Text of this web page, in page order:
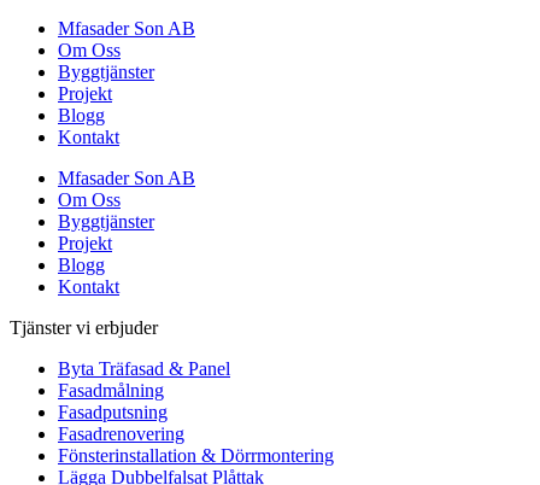
Mfasader Son AB
Om Oss
Byggtjänster
Projekt
Blogg
Kontakt
Mfasader Son AB
Om Oss
Byggtjänster
Projekt
Blogg
Kontakt
Tjänster vi erbjuder
Byta Träfasad & Panel
Fasadmålning
Fasadputsning
Fasadrenovering
Fönsterinstallation & Dörrmontering
Lägga Dubbelfalsat Plåttak